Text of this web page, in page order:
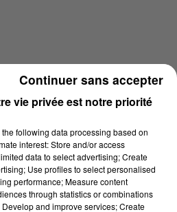
vie privée est notre priorité
the following data processing based on
interest: Store and/or access
data to select advertising; Create
Use profiles to select personalised
performance; Measure content
through statistics or combinations
and improve services; Create
Continuer sans accepter